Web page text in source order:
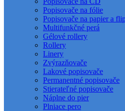
Popisovače na fólie
Popisovače na papier a
Multifunkčné perá
Gélové rollery
Rollery
Linery
Zvýrazňovače
Lakové popisovače
Permanentné popisovače
Stierateľné popisovače
Náplne do pier
Plniace pero